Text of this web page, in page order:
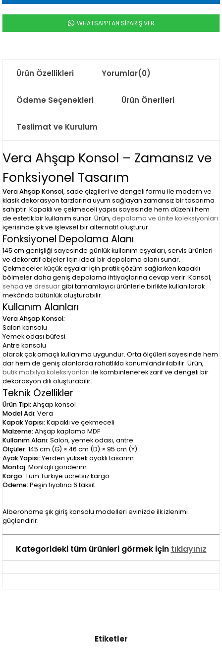
WHATSAPPTAN SİPARİŞ VER
Ürün Özellikleri Yorumlar(0)
Ödeme Seçenekleri Ürün Önerileri
Teslimat ve Kurulum
Vera Ahşap Konsol – Zamansız ve
Fonksiyonel Tasarım
Vera Ahşap Konsol, sade çizgileri ve dengeli formu ile modern ve
klasik dekorasyon tarzlarına uyum sağlayan zamansız bir tasarıma
sahiptir. Kapaklı ve çekmeceli yapısı sayesinde hem düzenli hem
de estetik bir kullanım sunar. Ürün,depolama ve ünite koleksiyonları
içerisinde şık ve işlevsel bir alternatif oluşturur.
Fonksiyonel Depolama Alanı
145 cm genişliği sayesinde günlük kullanım eşyaları, servis ürünleri
ve dekoratif objeler için ideal bir depolama alanı sunar.
Çekmeceler küçük eşyalar için pratik çözüm sağlarken kapaklı
bölmeler daha geniş depolama ihtiyaçlarına cevap verir. Konsol,
sehpa vedresuargibi tamamlayıcı ürünlerle birlikte kullanılarak
mekânda bütünlük oluşturabilir.
Kullanım Alanları
Vera Ahşap Konsol;
Salon konsolu
Yemek odası büfesi
Antre konsolu
olarak çok amaçlı kullanıma uygundur. Orta ölçüleri sayesinde hem
dar hem de geniş alanlarda rahatlıkla konumlandırılabilir. Ürün,
butik mobilya koleksiyonları ile kombinlenerek zarif ve dengeli bir
dekorasyon dili oluşturabilir.
Teknik Özellikler
Ürün Tipi: Ahşap konsol
Model Adı: Vera
Kapak Yapısı: Kapaklı ve çekmeceli
Malzeme: Ahşap kaplama MDF
Kullanım Alanı: Salon, yemek odası, antre
Ölçüler: 145 cm (G) × 46 cm (D) × 95 cm (Y)
Ayak Yapısı: Yerden yüksek ayaklı tasarım
Montaj: Montajlı gönderim
Kargo: Tüm Türkiye ücretsiz kargo
Ödeme: Peşin fiyatına 6 taksit
Alberohome şık giriş konsolu modelleri evinizde ilk izlenimi
güçlendirir.
Kategorideki tüm ürünleri görmek için tıklayınız
Etiketler